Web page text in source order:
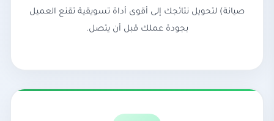
صيانة) لتحويل نتائجك إلى أقوى أداة تسويقية تقنع العميل
بجودة عملك قبل أن يتصل.